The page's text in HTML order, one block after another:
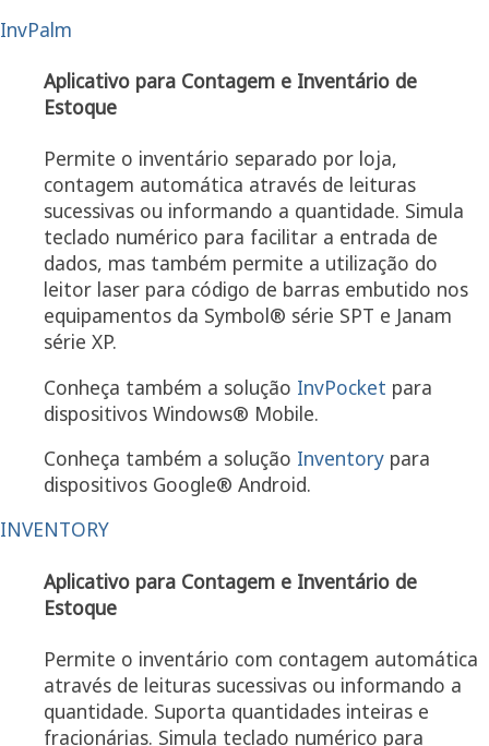
InvPalm
Aplicativo para Contagem e Inventário de
Estoque
Permite o inventário separado por loja,
contagem automática através de leituras
sucessivas ou informando a quantidade. Simula
teclado numérico para facilitar a entrada de
dados, mas também permite a utilização do
leitor laser para código de barras embutido nos
equipamentos da Symbol® série SPT e Janam
série XP.
Conheça também a solução InvPocket para
dispositivos Windows® Mobile.
Conheça também a solução Inventory para
dispositivos Google® Android.
INVENTORY
Aplicativo para Contagem e Inventário de
Estoque
Permite o inventário com contagem automática
através de leituras sucessivas ou informando a
quantidade. Suporta quantidades inteiras e
fracionárias. Simula teclado numérico para